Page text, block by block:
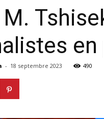
M.
en
- 18 septembre 2023 490